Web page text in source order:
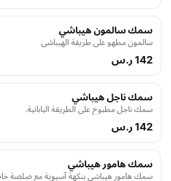
سمك سالمون هيباشي
سالمون مطهو على طريقة الهيباشي
142 ر.س
سمك ناجل هيباشي
سمك ناجل مطبوخ على الطريقة اليابانية.
142 ر.س
سمك هامور هيباشي
سمك هامور هيباشي بنكهة آسيوية مع صلصة